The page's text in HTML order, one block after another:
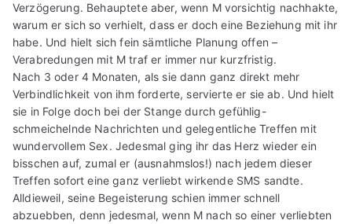
Verzögerung. Behauptete aber, wenn M vorsichtig nachhakte,
warum er sich so verhielt, dass er doch eine Beziehung mit ihr
habe. Und hielt sich fein sämtliche Planung offen –
Verabredungen mit M traf er immer nur kurzfristig.
Nach 3 oder 4 Monaten, als sie dann ganz direkt mehr
Verbindlichkeit von ihm forderte, servierte er sie ab. Und hielt
sie in Folge doch bei der Stange durch gefühlig-
schmeichelnde Nachrichten und gelegentliche Treffen mit
wundervollem Sex. Jedesmal ging ihr das Herz wieder ein
bisschen auf, zumal er (ausnahmslos!) nach jedem dieser
Treffen sofort eine ganz verliebt wirkende SMS sandte.
Alldieweil, seine Begeisterung schien immer schnell
abzuebben, denn jedesmal, wenn M nach so einer verliebten